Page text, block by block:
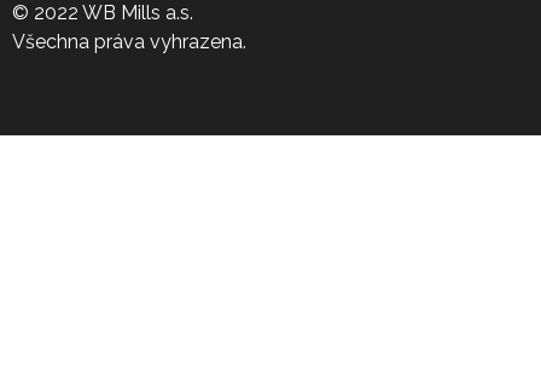
© 2022 WB Mills a.s.
Všechna práva vyhrazena.